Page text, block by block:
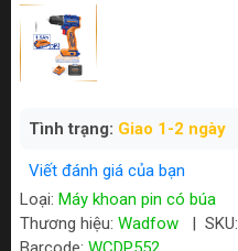
Tình trạng: Giao 1-2 ngày
Viết đánh giá của bạn
Loại: Máy khoan pin có búa
Thương hiệu: Wadfow SKU: